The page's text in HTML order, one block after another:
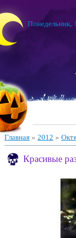
Понедельник,
Главная » 2012 »
Красивые